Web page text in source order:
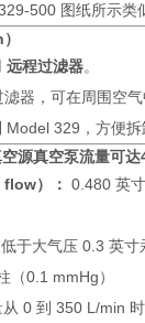
500 图纸所示类
远程过滤器。
器，可在周围空气
329，方便拆
源真空泵流量可
）： 0.480 英寸
低于大气压 0.3 英寸
（0.1 mmHg）
从 0 到 350 L/min